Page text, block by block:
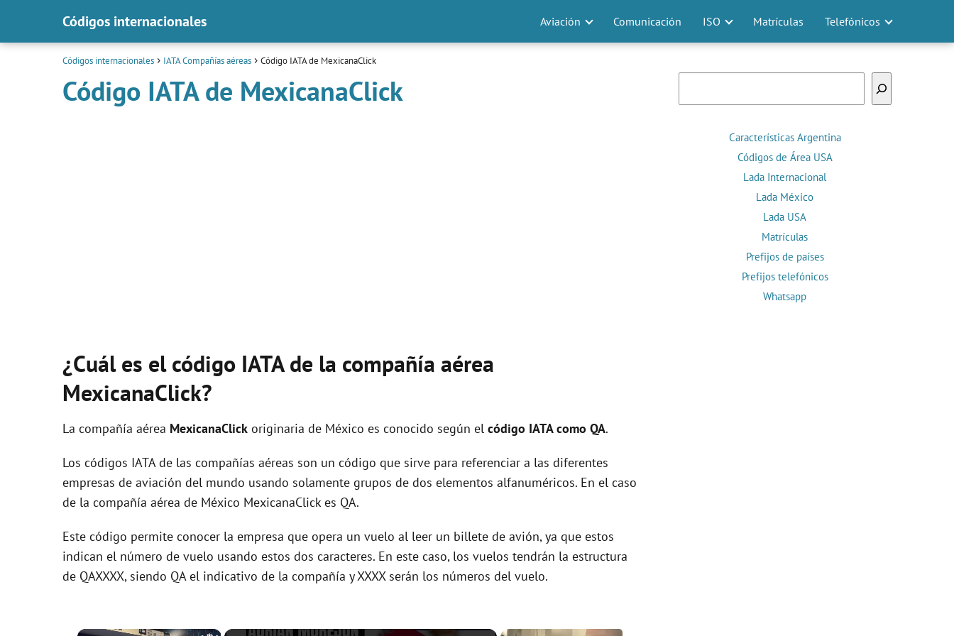
Códigos internacionales Aviación Comunicación ISO Matrículas Telefónicos
Códigos internacionales IATA Compañías aéreas Código IATA de MexicanaClick
Código IATA de MexicanaClick
¿Cuál es el código IATA de la compañía aérea
MexicanaClick?
La compañía aérea MexicanaClick originaria de México es conocido según el código IATA como QA.
Los códigos IATA de las compañías aéreas son un código que sirve para referenciar a las diferentes
empresas de aviación del mundo usando solamente grupos de dos elementos alfanuméricos. En el caso
de la compañía aérea de México MexicanaClick es QA.
Este código permite conocer la empresa que opera un vuelo al leer un billete de avión, ya que estos
indican el número de vuelo usando estos dos caracteres. En este caso, los vuelos tendrán la estructura
de QAXXXX, siendo QA el indicativo de la compañía y XXXX serán los números del vuelo.
Características Argentina
Códigos de Área USA
Lada Internacional
Lada México
Lada USA
Matrículas
Prefijos de países
Prefijos telefónicos
Whatsapp